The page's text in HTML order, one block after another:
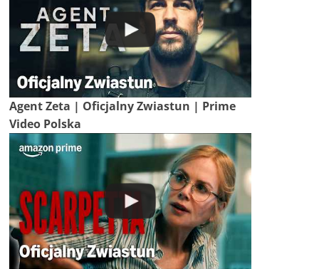
Agent Zeta | Oficjalny Zwiastun | Prime
Video Polska